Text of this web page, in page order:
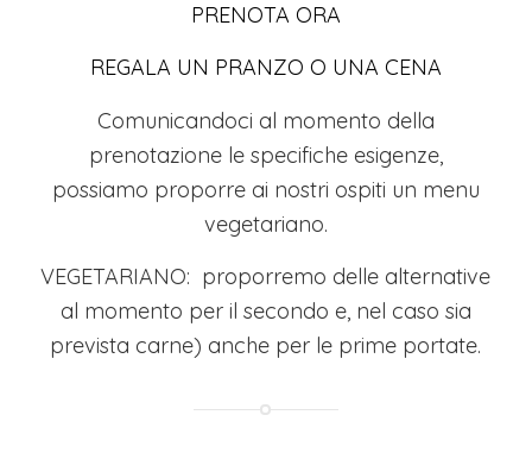
PRENOTA ORA
REGALA UN PRANZO O UNA CENA
Comunicandoci al momento della
prenotazione le specifiche esigenze,
possiamo proporre ai nostri ospiti un menu
vegetariano.
VEGETARIANO: proporremo delle alternative
al momento per il secondo e, nel caso sia
prevista carne) anche per le prime portate.